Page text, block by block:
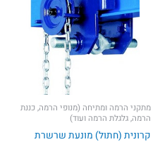
מתקני הרמה ומתיחה (מנופי הרמה, כננת
הרמה, גלגלת הרמה ועוד)
קרונית (חתול) מונעת שרשרת